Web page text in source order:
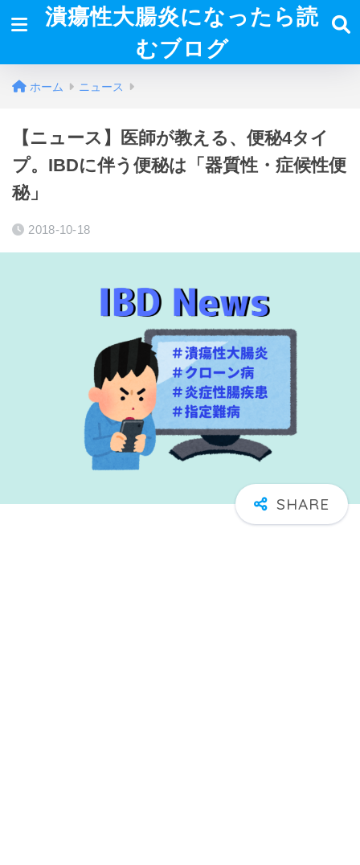
潰瘍性大腸炎になったら読
むブログ
ホーム ニュース
【ニュース】医師が教える、便秘4タイ
プ。IBDに伴う便秘は「器質性・症候性便
秘」
2018-10-18